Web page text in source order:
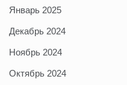
Январь 2025
Декабрь 2024
Ноябрь 2024
Октябрь 2024